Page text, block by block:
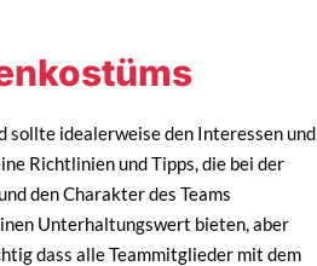
sollte idealerweise den Interessen und
Richtlinien und Tipps, die bei der
den Charakter des Teams
Unterhaltungswert bieten, aber
dass alle Teammitglieder mit dem